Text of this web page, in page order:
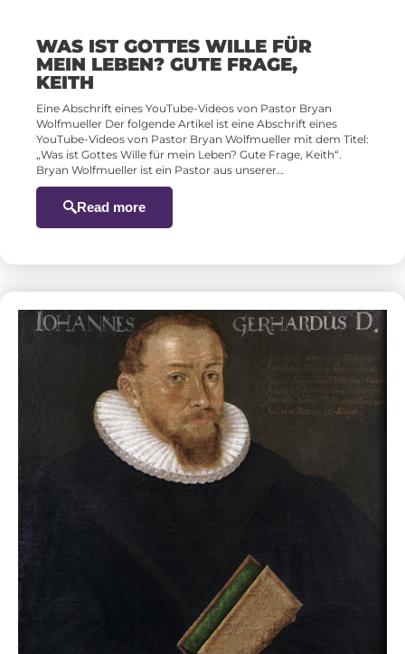
WAS IST GOTTES WILLE FÜR
MEIN LEBEN? GUTE FRAGE,
KEITH
Eine Abschrift eines YouTube-Videos von Pastor Bryan
Wolfmueller Der folgende Artikel ist eine Abschrift eines
YouTube-Videos von Pastor Bryan Wolfmueller mit dem Titel:
„Was ist Gottes Wille für mein Leben? Gute Frage, Keith“.
Bryan Wolfmueller ist ein Pastor aus unserer…
Read more